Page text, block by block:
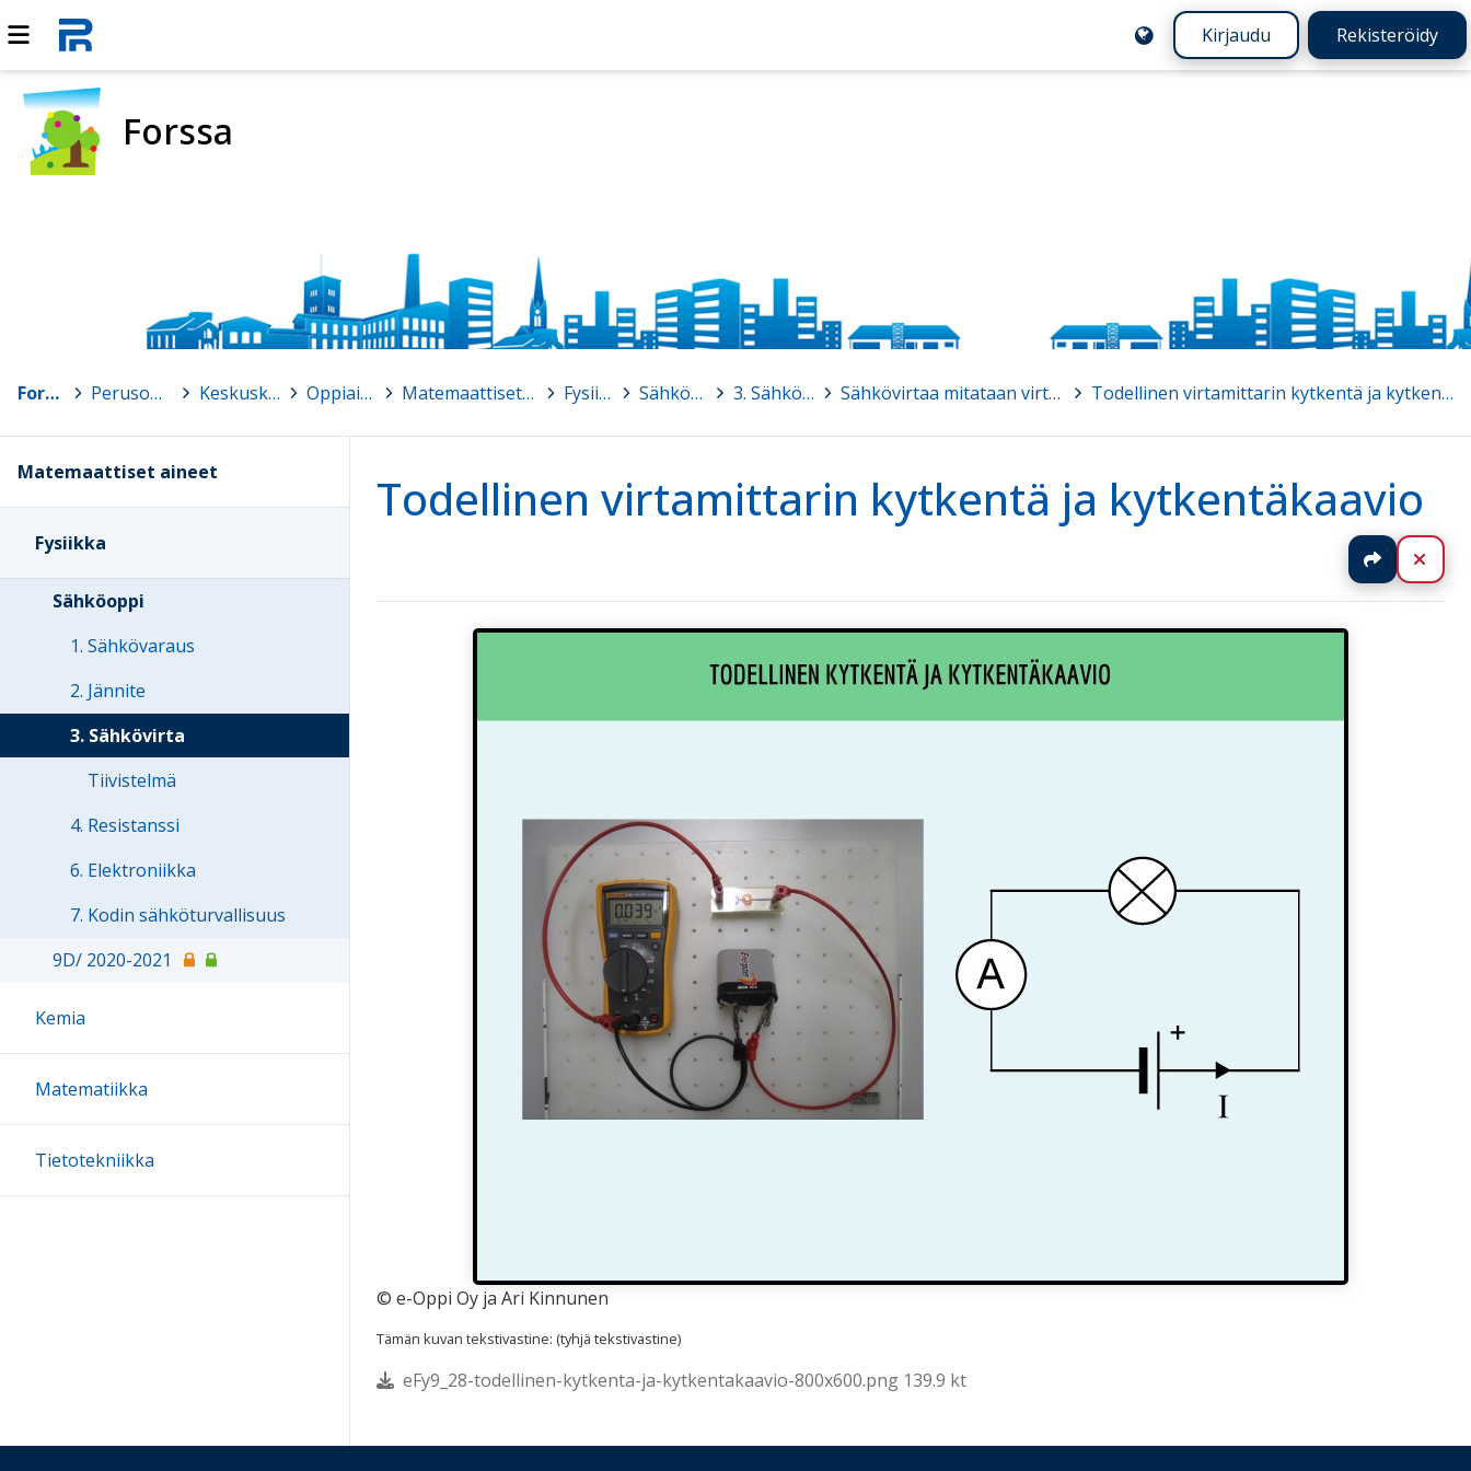
Kirjaudu Rekisteröidy
Forssa
Forssa > Perusopetus > Keskuskoulu > Oppiaineet > Matemaattiset aineet > Fysiikka > Sähköoppi > 3. Sähkövirta > Sähkövirtaa mitataan virtamittarilla > Todellinen virtamittarin kytkentä ja kytkentäkaavio
Todellinen virtamittarin kytkentä ja kytkentäkaavio
Jaa
© e-Oppi Oy ja Ari Kinnunen
Tämän kuvan tekstivastine: (tyhjä tekstivastine)
eFy9_28-todellinen-kytkenta-ja-kytkentakaavio-800x600.png 139.9 kt
Matemaattiset aineet
Fysiikka
Sähköoppi
1. Sähkövaraus
2. Jännite
3. Sähkövirta
Tiivistelmä
4. Resistanssi
6. Elektroniikka
7. Kodin sähköturvallisuus
9D/ 2020-2021
Kemia
Matematiikka
Tietotekniikka